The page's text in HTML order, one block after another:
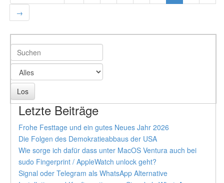
→
Letzte Beiträge
Frohe Festtage und ein gutes Neues Jahr 2026
Die Folgen des Demokratieabbaus der USA
Wie sorge ich dafür dass unter MacOS Ventura auch bei
sudo Fingerprint / AppleWatch unlock geht?
Signal oder Telegram als WhatsApp Alternative